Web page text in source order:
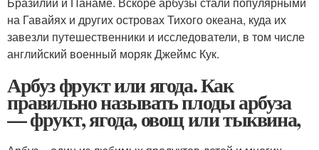
на Гавайях и других островах Тихого океана, куда их
завезли путешественники и исследователи, в том числе
английский военный моряк Джеймс Кук.
Арбуз фрукт или ягода. Как
правильно называть плоды арбуза
— фрукт, ягода, овощ или тыквина,